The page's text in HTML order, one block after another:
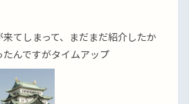
てしまって、まだまだ紹介したか
んですがタイムアップ